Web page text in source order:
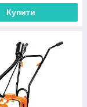
Купити